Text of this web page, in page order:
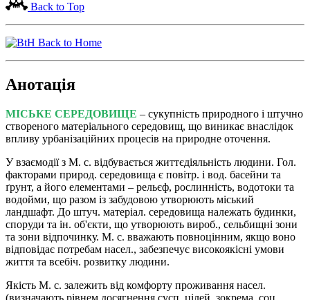
Back to Top
Back to Home
Анотація
МІСЬКЕ СЕРЕДОВИЩЕ – сукупність природного і штучно
створеного матеріального середовищ, що виникає внаслідок
впливу урбанізаційних процесів на природне оточення.
У взаємодії з М. с. відбувається життєдіяльність людини. Гол.
факторами природ. середовища є повітр. і вод. басейни та
ґрунт, а його елементами – рельєф, рослинність, водотоки та
водойми, що разом із забудовою утворюють міський
ландшафт. До штуч. матеріал. середовища належать будинки,
споруди та ін. об'єкти, що утворюють вироб., сельбищні зони
та зони відпочинку. М. с. вважають повноцінним, якщо воно
відповідає потребам насел., забезпечує високоякісні умови
життя та всебіч. розвитку людини.
Якість М. с. залежить від комфорту проживання насел.
(визначають рівнем досягнення сусп. цілей, зокрема, соц.,